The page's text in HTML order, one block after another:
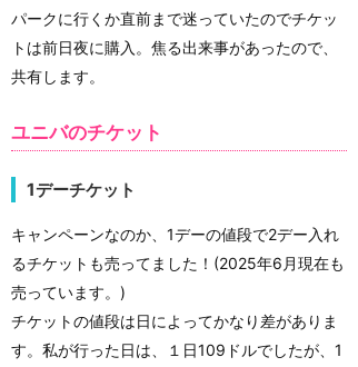
パークに行くか直前まで迷っていたのでチケッ
トは前日夜に購入。焦る出来事があったので、
共有します。
ユニバのチケット
1デーチケット
キャンペーンなのか、1デーの値段で2デー入れ
るチケットも売ってました！(2025年6月現在も
売っています。)
チケットの値段は日によってかなり差がありま
す。私が行った日は、１日109ドルでしたが、1